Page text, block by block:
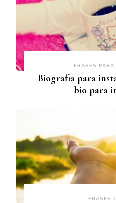
FRASES
Biografia para
bio para
FRASES